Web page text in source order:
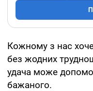
Кожному з нас
без жодних
удача може
бажаного.